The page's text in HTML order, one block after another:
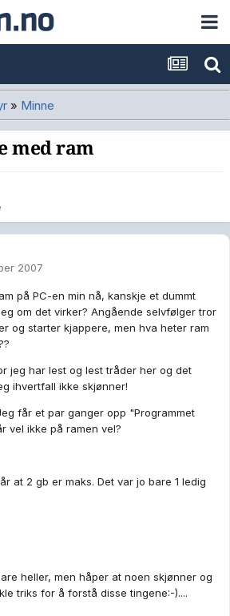
» Minne
med ram
2007
på PC-en min nå, kanskje et dummt
om det virker? Angående selvfølger tror
og starter kjappere, men hva heter ram
jeg har lest og lest tråder her og det
ihvertfall ikke skjønner!
får et par ganger opp "Programmet
vel ikke på ramen vel?
at 2 gb er maks. Det var jo bare 1 ledig
heller, men håper at noen skjønner og
triks for å forstå disse tingene:-)....